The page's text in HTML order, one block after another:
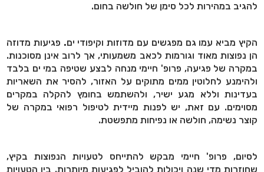
להגיב במהירות לכל סימן של חולשה בחום.
הקיץ מביא עמו גם מפגשים עם מדוזות וקיפודי ים.פגיעות מדוזה
הן נפוצות מאוד וגורמות לכאב משמעותי, אך לרוב אינן מסוכנות.
במקרה של פגיעה, פרופ' חיימי מנחה לבצע שטיפה במי ים בלבד
ולהימנע לחלוטין ממים מתוקים על האזור, להסיר את השאריות
בעדינות וללא מגע ישיר, ולהשתמש בחומץ להקלה במקרים
מסוימים. עם זאת, יש לפנות מיידית לטיפול רפואי במקרה של
קוצר נשימה, חולשה או נפיחות מתפשטת.
לסיום, פרופ' חיימי מבקש להתייחס לטעויות הנפוצות בקיץ,
שחוזרות מדי שנה ויכולות להוביל לפגיעות מיותרות. בין הטעויות